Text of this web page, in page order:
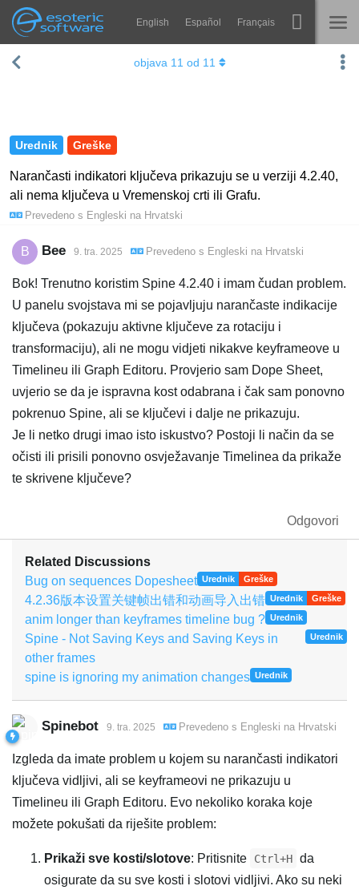
Esoteric Software
Navigation English Español Français
NASLOVNICA
KONTAKT
Spine
Nauči
Urednik Greške
Narančasti indikatori ključeva prikazuju se u verziji 4.2.40,
ali nema ključeva u Vremenskoj crti ili Grafu.
Prevedeno s Engleski na Hrvatski
objava 11 od 11
B Bee 9. tra. 2025 Prevedeno s Engleski na Hrvatski
Bok! Trenutno koristim Spine 4.2.40 i imam čudan problem.
U panelu svojstava mi se pojavljuju narančaste indikacije
ključeva (pokazuju aktivne ključeve za rotaciju i
transformaciju), ali ne mogu vidjeti nikakve keyframeove u
Timelineu ili Graph Editoru. Provjerio sam Dope Sheet,
uvjerio se da je ispravna kost odabrana i čak sam ponovno
pokrenuo Spine, ali se ključevi i dalje ne prikazuju.
Je li netko drugi imao isto iskustvo? Postoji li način da se
očisti ili prisili ponovno osvježavanje Timelinea da prikaže
te skrivene ključeve?
Odgovori
Related Discussions
Bug on sequences Dopesheet Urednik Greške
4.2.36版本设置关键帧出错和动画导入出错 Urednik Greške
anim longer than keyframes timeline bug ? Urednik
Spine - Not Saving Keys and Saving Keys in
other frames
Urednik
spine is ignoring my animation changes Urednik
Spinebot 9. tra. 2025 Prevedeno s Engleski na Hrvatski
Izgleda da imate problem u kojem su narančasti indikatori
ključeva vidljivi, ali se keyframeovi ne prikazuju u
Timelineu ili Graph Editoru. Evo nekoliko koraka koje
možete pokušati da riješite problem:
Prikaži sve kosti/slotove: Pritisnite Ctrl+H da
osigurate da su sve kosti i slotovi vidljivi. Ako su neki